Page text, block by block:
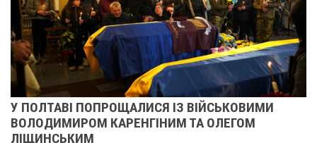
У ПОЛТАВІ ПОПРОЩАЛИСЯ ІЗ ВІЙСЬКОВИМИ
ВОЛОДИМИРОМ КАРЕНГІНИМ ТА ОЛЕГОМ
ЛІЩИНСЬКИМ